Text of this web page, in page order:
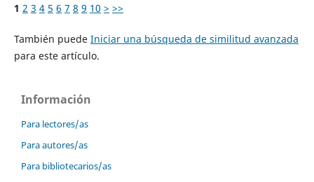
1 2 3 4 5 6 7 8 9 10 > >>
También puede Iniciar una búsqueda de similitud avanzada
para este artículo.
Información
Para lectores/as
Para autores/as
Para bibliotecarios/as